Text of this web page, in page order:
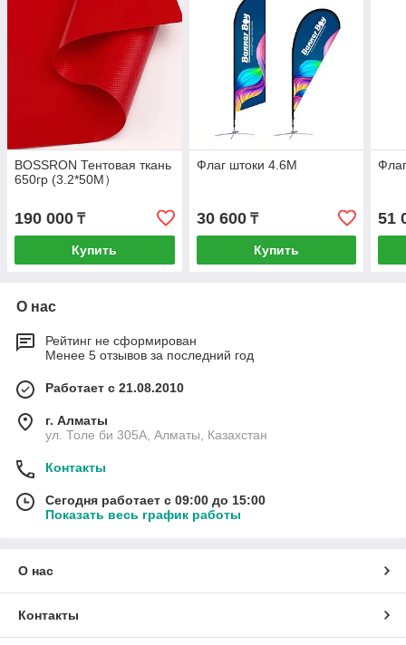
BOSSRON Тентовая ткань
650гр (3.2*50M）
190 000 ₸
Купить
Флаг штоки 4.6M
30 600₸
Купить
51
О нас
Рейтинг не сформирован
Менее 5 отзывов за последний год
Работает с 21.08.2010
г. Алматы
ул. Толе би 305А, Алматы, Казахстан
Контакты
Сегодня работает с 09:00 до 15:00
Показать весь график работы
О нас
Контакты